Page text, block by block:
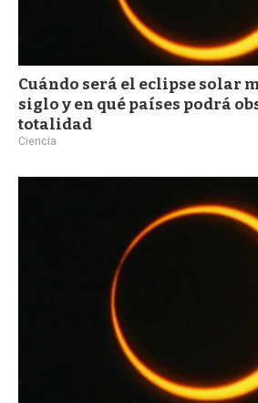
Cuándo será el eclipse solar
siglo y en qué países podrá
totalidad
Ciencia